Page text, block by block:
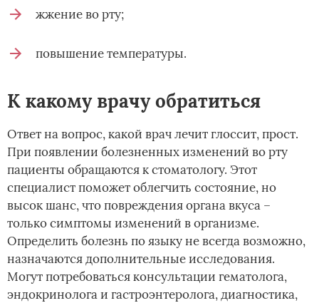
жжение во рту;
повышение температуры.
К какому врачу обратиться
Ответ на вопрос, какой врач лечит глоссит, прост.
При появлении болезненных изменений во рту
пациенты обращаются к стоматологу. Этот
специалист поможет облегчить состояние, но
высок шанс, что повреждения органа вкуса –
только симптомы изменений в организме.
Определить болезнь по языку не всегда возможно,
назначаются дополнительные исследования.
Могут потребоваться консультации гематолога,
эндокринолога и гастроэнтеролога, диагностика,